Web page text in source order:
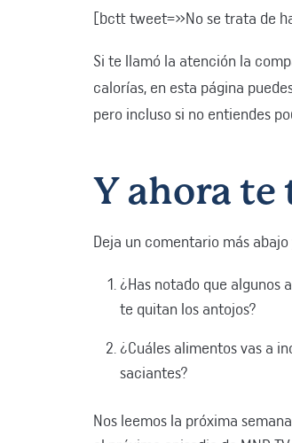
[bctt tweet=»No se trata de
Si te llamó la atención la
calorías, en esta página
pero incluso si no entiendes
Y ahora
Deja un comentario más
¿Has notado que algunos
te quitan los antojos?
¿Cuáles alimentos vas a
saciantes?
Nos leemos la próxima